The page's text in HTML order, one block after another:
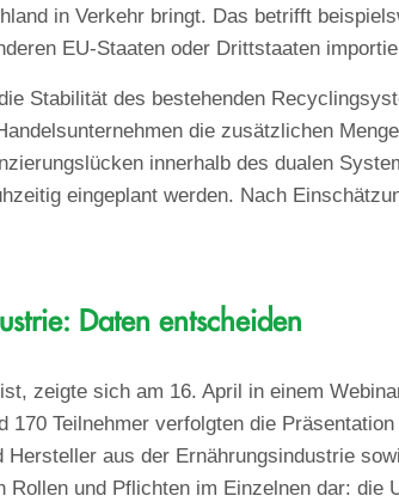
in Verkehr bringt. Das betrifft
EU-Staaten oder Drittstaaten
Stabilität des bestehenden
die zusätzlichen
innerhalb des dualen
eingeplant werden. Nach
Daten entscheiden
zeigte sich am 16. April in einem
Teilnehmer verfolgten die
aus der Ernährungsindustrie
Rollen und Pflichten im Einzelnen dar: die